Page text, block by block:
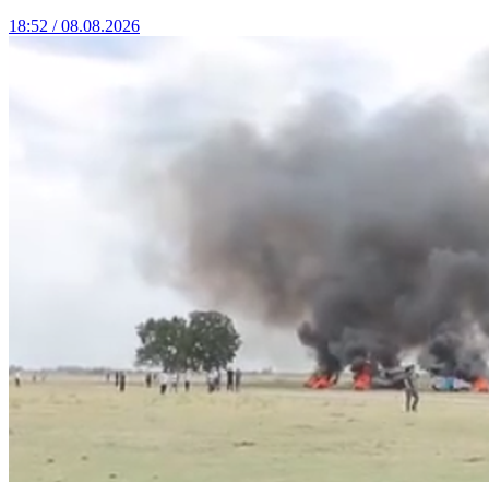
18:52 / 08.08.2026